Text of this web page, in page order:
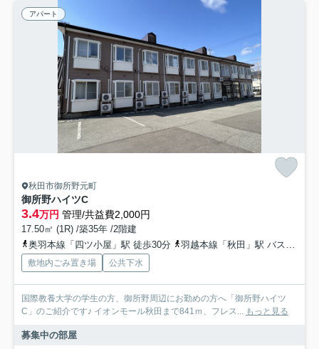
アパート
秋田市御所野元町
御所野ハイツC
3.4万円 管理/共益費2,000円
17.50㎡ (1R) /築35年 /2階建
奥羽本線「四ツ小屋」駅 徒歩30分
羽越本線「秋田」駅 バス31分 秋田中央交通「御所野小学校入口」 停歩11分
敷地内ごみ置き場 公共下水
国際教養大学の学生の方、御所野周辺にお勤めの方へ「御所野ハイツ
C」のご紹介です♪ イオンモール秋田まで841ｍ、フレス... もっと見る
募集中の部屋